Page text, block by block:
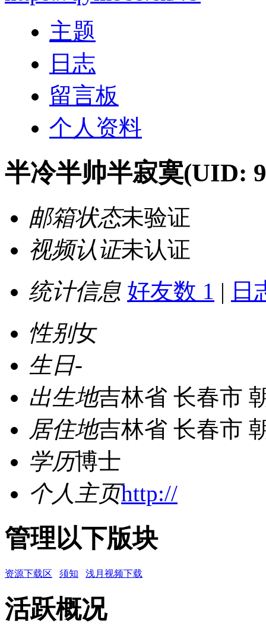
主题
日志
留言板
个人资料
半冷半帅半寂寞(UID:
邮箱状态未验证
视频认证未认证
统计信息 好友数 1 | 日
性别女
生日-
出生地吉林省 长春市
居住地吉林省 长春市
学历博士
个人主页http://
管理以下版块
资源下载区 须知 浅月视频下载
活跃概况